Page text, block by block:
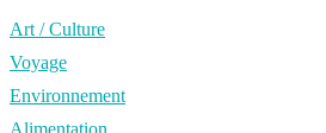
Art / Culture
Voyage
Environnement
Alimentation